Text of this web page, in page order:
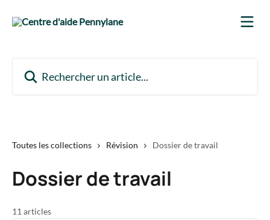
Toutes les collections Révision Dossier de travail
Dossier de travail
11 articles